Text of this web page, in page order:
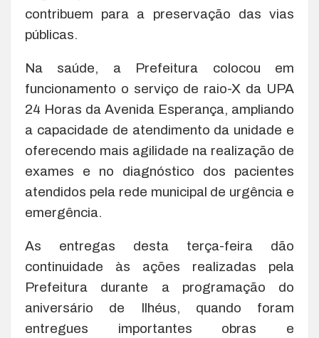
contribuem para a preservação das vias
públicas.
Na saúde, a Prefeitura colocou em
funcionamento o serviço de raio-X da UPA
24 Horas da Avenida Esperança, ampliando
a capacidade de atendimento da unidade e
oferecendo mais agilidade na realização de
exames e no diagnóstico dos pacientes
atendidos pela rede municipal de urgência e
emergência.
As entregas desta terça-feira dão
continuidade às ações realizadas pela
Prefeitura durante a programação do
aniversário de Ilhéus, quando foram
entregues importantes obras e